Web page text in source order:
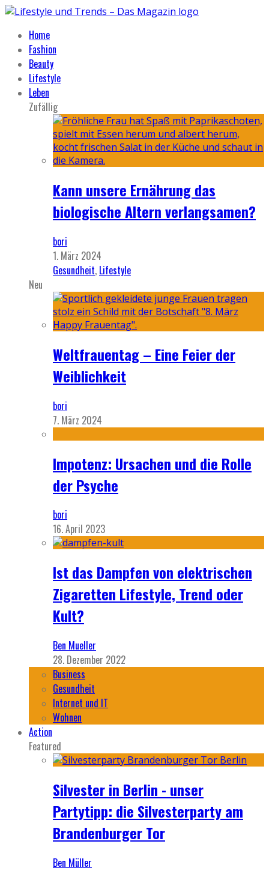
Home
Fashion
Beauty
Lifestyle
Leben
Zufällig
Kann unsere Ernährung das
biologische Altern verlangsamen?
bori
1. März 2024
Gesundheit, Lifestyle
Neu
Weltfrauentag – Eine Feier der
Weiblichkeit
bori
7. März 2024
Impotenz: Ursachen und die Rolle
der Psyche
bori
16. April 2023
Ist das Dampfen von elektrischen
Zigaretten Lifestyle, Trend oder
Kult?
Ben Mueller
28. Dezember 2022
Business
Gesundheit
Internet und IT
Wohnen
Action
Featured
Silvester in Berlin - unser
Partytipp: die Silvesterparty am
Brandenburger Tor
Ben Müller